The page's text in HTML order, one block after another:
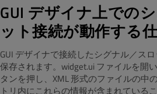
GUI デザイナ上での
ット接続が動作する
GUI デザイナで接続したシグナル／ス
保存されます。widget.ui ファイルを開
タンを押し、XML 形式のファイルの中
トリ内にこれらの情報が含まれている